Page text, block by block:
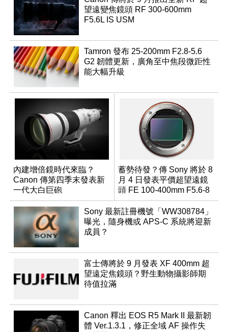
望遠變焦鏡頭 RF 300-600mm
F5.6L IS USM
Tamron 發布 25-200mm F2.8-5.6
G2 韌體更新，廣角至中焦段微距性
能大幅升級
內建增倍鏡時代來臨？
Canon 傳第四季末發表新
一代大白巨砲
蓄勢待發？傳 Sony 將於 8
月 4 日發表平價超望遠鏡
頭 FE 100-400mm F5.6-8
Sony 最新註冊機號「WW308784」
曝光，隨身機或 APS-C 系統將迎新
成員？
富士傳將於 9 月發表 XF 400mm 超
望遠定焦鏡頭？野生動物攝影師期
待值拉滿
Canon 釋出 EOS R5 Mark II 最新韌
體 Ver.1.3.1，修正全域 AF 操作失